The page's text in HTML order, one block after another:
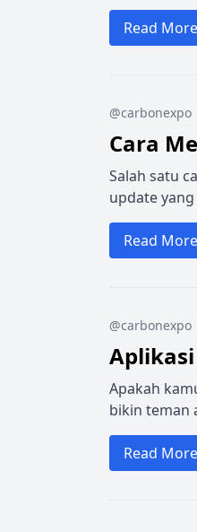
Read
@carbonexpo
Cara
Salah satu
update
Read
@carbonexpo
Apakah
bikin teman
Read